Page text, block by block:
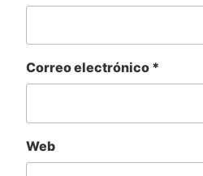
Correo electrónico *
Web